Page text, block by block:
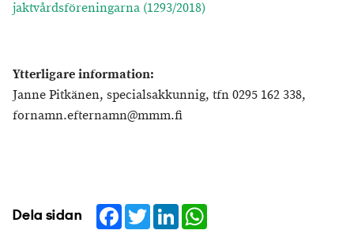
jaktvårdsföreningarna (1293/2018)
Ytterligare information:
Janne Pitkänen, specialsakkunnig, tfn 0295 162 338,
fornamn.efternamn@mmm.fi
Dela sidan Facebook
TwitterLinkedIn